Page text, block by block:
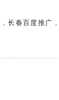
，长春百度推广 ，